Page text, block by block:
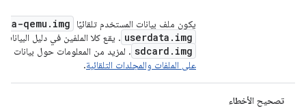
يكون ملف بيانات المستخدم تلقائيًا
qemu.img
userdata.img . يقع كلا الملفين في دليل
sdcard.img . لمزيد من المعلومات حول بيانات
على الملفات والمجلدات التلقائية.
تصحيح الأخطاء